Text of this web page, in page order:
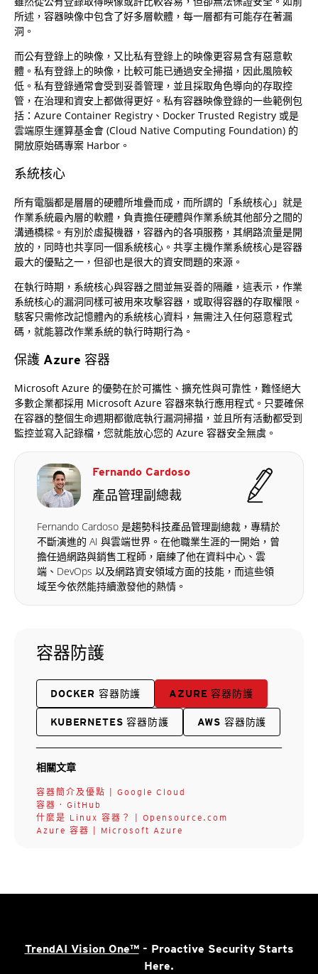
所述，容器映像中包含了好多層軟體，每一層都有可能存在著漏
洞。
而公有登錄上的映像，又比私有登錄上的映像更容易含有惡意軟
體。私有登錄上的映像，比較可能已通過安全掃描，因此風險較
低。私有登錄通常會受到妥善管理，並且採取角色導向的存取控
管，在治理和資安上都做得更好。私有容器映像登錄的一些範例包
括：Azure Container Registry、Docker Trusted Registry 或是
雲端原生運算基金會 (Cloud Native Computing Foundation) 的
開放原始碼專案 Harbor。
系統核心
所有電腦都是層層的硬體所堆疊而成，而所謂的「系統核心」就是
作業系統最內層的軟體，負責擔任硬體與作業系統其他部分之間的
溝通橋樑。有別於虛擬機器，容器內的各項服務，其網路流量是開
放的，同時也共享同一個系統核心。共享主機作業系統核心是容器
最大的優點之一，但卻也是很大的資安問題的來源。
在執行時期，系統核心與容器之間並無妥善的隔離，這表示，作業
系統核心的漏洞同樣可被用來攻擊容器，或取得容器的存取權限。
駭客只需修改記憶體內的系統核心資料，無需注入任何惡意程式
碼，就能篡改作業系統的執行時期行為。
保護 Azure 容器
Microsoft Azure 的優勢在於可攜性、擴充性與可靠性，難怪絕大
多數企業都採用 Microsoft Azure 容器來執行應用程式。只要確保
在容器的整個生命週期都徹底執行漏洞掃描，並且所有活動都受到
監控並寫入記錄檔，您就能放心您的 Azure 容器安全無虞。
Fernando Cardoso
產品管理副總裁
Fernando Cardoso 是趨勢科技產品管理副總裁，專精於
不斷演進的 AI 與雲端世界。在他職業生涯的一開始，曾
擔任過網路與銷售工程師，磨練了他在資料中心、雲
端、DevOps 以及網路資安領域方面的技能，而這些領
域至今依然能持續激發他的熱情。
容器防護
DOCKER 容器防護 AZURE 容器防護
KUBERNETES 容器防護 AWS 容器防護
相關文章
容器簡介及優點 | Google Cloud
容器 · GitHub
什麼是 Linux 容器？ | Opensource.com
Azure 容器 | Microsoft Azure
TrendAI Vision One™- Proactive Security Starts
Here.